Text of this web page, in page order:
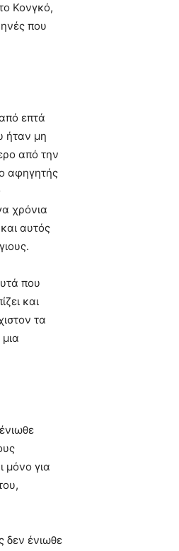
Κονγκό,
που
επτά
ήταν μη
από την
αφηγητής
χρόνια
αυτός
που
και
τα
μόνο για
δεν ένιωθε